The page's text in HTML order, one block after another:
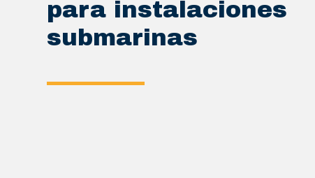
para instalaciones
submarinas